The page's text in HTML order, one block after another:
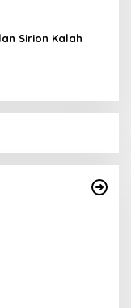
Sirion Kalah